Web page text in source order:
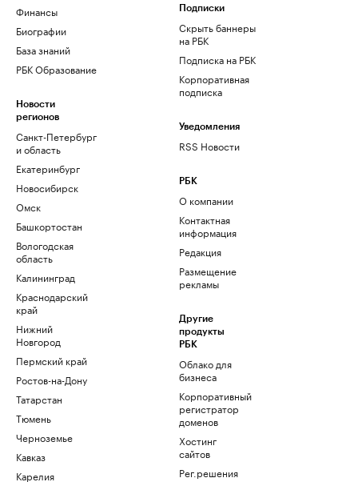
Финансы
Биографии
База знаний
РБК Образование
Новости
регионов
Санкт-Петербург
и область
Екатеринбург
Новосибирск
Омск
Башкортостан
Вологодская
область
Калининград
Краснодарский
край
Нижний
Новгород
Пермский край
Ростов-на-Дону
Татарстан
Тюмень
Черноземье
Кавказ
Карелия
Подписки
Скрыть баннеры
на РБК
Подписка на РБК
Корпоративная
подписка
Уведомления
RSS Новости
РБК
О компании
Контактная
информация
Редакция
Размещение
рекламы
Другие
продукты
РБК
Облако для
бизнеса
Корпоративный
регистратор
доменов
Хостинг
сайтов
Рег.решения